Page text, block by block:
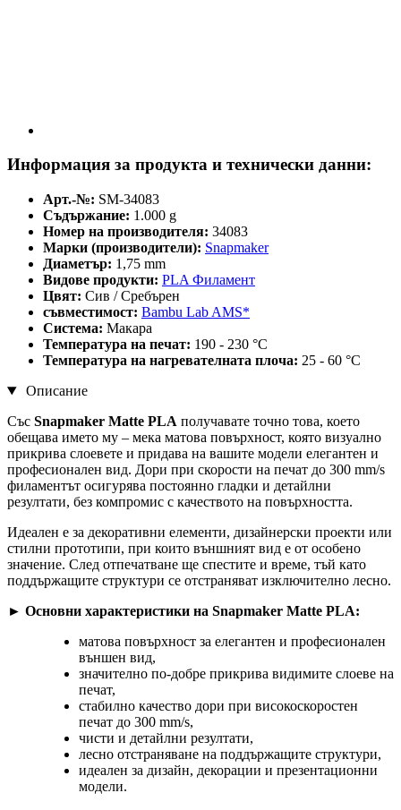
Информация за продукта и технически данни:
Арт.-№: SM-34083
Съдържание: 1.000 g
Номер на производителя: 34083
Марки (производители): Snapmaker
Диаметър: 1,75 mm
Видове продукти: PLA Филамент
Цвят: Сив / Сребърен
съвместимост: Bambu Lab AMS*
Система: Макара
Температура на печат: 190 - 230 °C
Температура на нагревателната плоча: 25 - 60 °C
Описание
Със Snapmaker Matte PLA получавате точно това, което
обещава името му – мека матова повърхност, която визуално
прикрива слоевете и придава на вашите модели елегантен и
професионален вид. Дори при скорости на печат до 300 mm/s
филаментът осигурява постоянно гладки и детайлни
резултати, без компромис с качеството на повърхността.
Идеален е за декоративни елементи, дизайнерски проекти или
стилни прототипи, при които външният вид е от особено
значение. След отпечатване ще спестите и време, тъй като
поддържащите структури се отстраняват изключително лесно.
► Основни характеристики на Snapmaker Matte PLA:
матова повърхност за елегантен и професионален
външен вид,
значително по-добре прикрива видимите слоеве на
печат,
стабилно качество дори при високоскоростен
печат до 300 mm/s,
чисти и детайлни резултати,
лесно отстраняване на поддържащите структури,
идеален за дизайн, декорации и презентационни
модели.